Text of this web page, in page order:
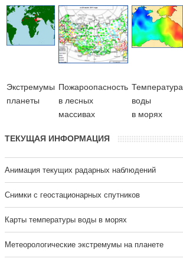
Экстремумы
планеты
Пожароопасность
в лесных
массивах
Температура
воды
в морях
ТЕКУЩАЯ ИНФОРМАЦИЯ
Анимация текущих радарных наблюдений
Cнимки с геостационарных спутников
Карты температуры воды в морях
Метеорологические экстремумы на планете